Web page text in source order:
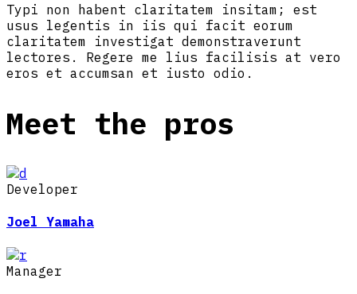
Typi non habent claritatem insitam; est
usus legentis in iis qui facit eorum
claritatem investigat demonstraverunt
lectores. Regere me lius facilisis at vero
eros et accumsan et iusto odio.
Meet the pros
Developer
Joel Yamaha
Manager